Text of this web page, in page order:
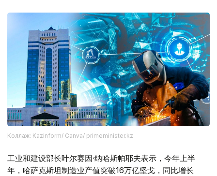
Коллаж: Kazinform/ Canva/ primeminister.kz
工业和建设部长叶尔赛因·纳哈斯帕耶夫表示，今年上半
年，哈萨克斯坦制造业产值突破16万亿坚戈，同比增长